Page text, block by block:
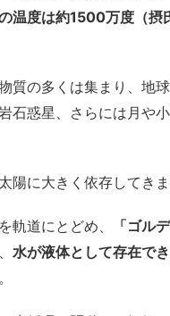
温度は約1500万度（摂
質の多くは集まり、地
石惑星、さらには月や
陽に大きく依存してきま
軌道にとどめ、
「ゴル
水が液体として存在で